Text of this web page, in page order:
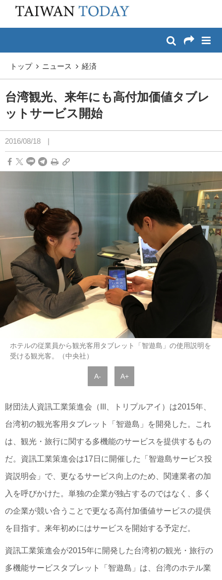
メイン コンテンツへスキップ
トップ ニュース 経済
台湾観光、来年にも高付加価値タブレ
ットサービス開始
2016/08/18 |
ホテルの従業員から観光客用タブレット「智遊島」の使用説明を
受ける観光客。（中央社）
A- A+
財団法人資訊工業策進会（III、トリプルアイ）は2015年、
台湾初の観光客用タブレット「智遊島」を開発した。これ
は、観光・旅行に関する多機能のサービスを提供するもの
だ。資訊工業策進会は17日に開催した「智遊島サービス投
資説明会」で、更なるサービス向上のため、関連業者の加
入を呼びかけた。単独の企業が独占するのではなく、多く
の企業が競い合うことで更なる高付加価値サービスの提供
を目指す。来年初めにはサービスを開始する予定だ。
資訊工業策進会が2015年に開発した台湾初の観光・旅行の
多機能サービスタブレット「智遊島」は、台湾のホテル業